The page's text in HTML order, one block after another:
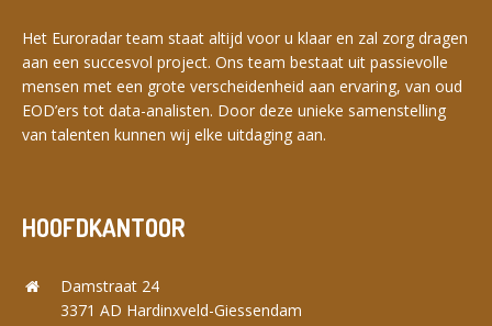
Het Euroradar team staat altijd voor u klaar en zal zorg dragen
aan een succesvol project. Ons team bestaat uit passievolle
mensen met een grote verscheidenheid aan ervaring, van oud
EOD’ers tot data-analisten. Door deze unieke samenstelling
van talenten kunnen wij elke uitdaging aan.
HOOFDKANTOOR
Damstraat 24
3371 AD Hardinxveld-Giessendam